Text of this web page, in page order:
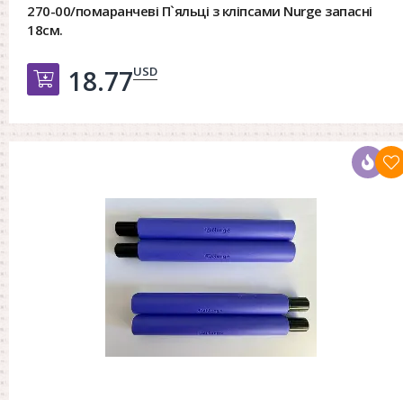
270-00/помаранчеві П`яльці з кліпсами Nurge запасні
18см.
Добавить в корзину
18.77USD